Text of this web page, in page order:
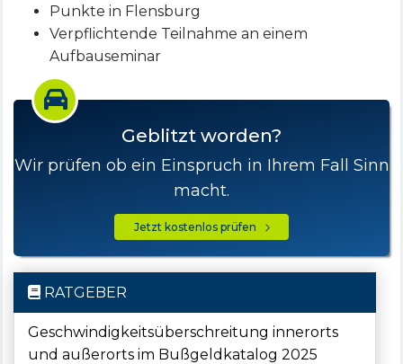
Punkte in Flensburg
Verpflichtende Teilnahme an einem
Aufbauseminar
Geblitzt worden?
Wir prüfen ob ein Einspruch in Ihrem Fall Sinn
macht.
Jetzt kostenlos prüfen
RATGEBER
Geschwindigkeitsüberschreitung innerorts
und außerorts im Bußgeldkatalog 2025